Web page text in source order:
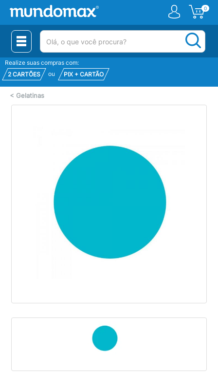
0
(pesquisar)
Realize suas compras com:
2 CARTÕES
ou PIX + CARTÃO
< Gelatinas